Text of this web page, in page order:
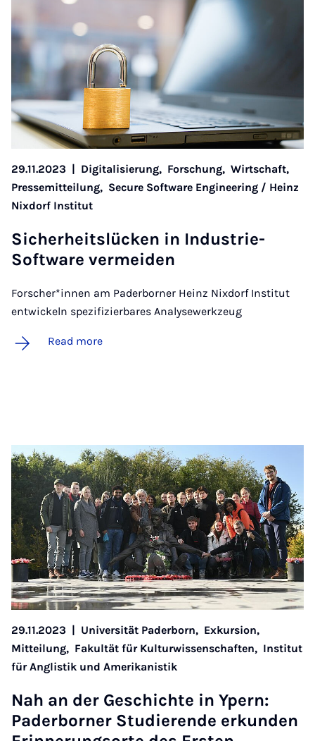
29.11.2023 | Digitalisierung, Forschung, Wirtschaft,
Pressemitteilung, Secure Software Engineering / Heinz
Nixdorf Institut
Sich­er­heitslück­en in In­dus­trie-
Soft­ware ver­meiden
Forscher*innen am Paderborner Heinz Nixdorf Institut
entwickeln spezifizierbares Analysewerkzeug
Read more
29.11.2023 | Universität Paderborn, Exkursion,
Mitteilung, Fakultät für Kulturwissenschaften, Institut
für Anglistik und Amerikanistik
Nah an der Geschichte in Ypern:
Pader­borner Stud­i­er­ende erkun­den